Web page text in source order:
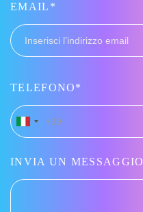
EMAIL*
TELEFONO*
Italia
+39
+39
INVIA UN MESSAGGIO